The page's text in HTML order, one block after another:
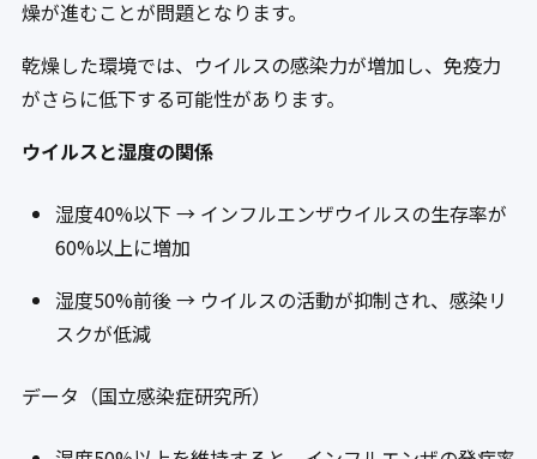
燥が進むことが問題となります。
乾燥した環境では、ウイルスの感染力が増加し、免疫力
がさらに低下する可能性があります。
ウイルスと湿度の関係
湿度40%以下 → インフルエンザウイルスの生存率が
60%以上に増加
湿度50%前後 → ウイルスの活動が抑制され、感染リ
スクが低減
データ（国立感染症研究所）